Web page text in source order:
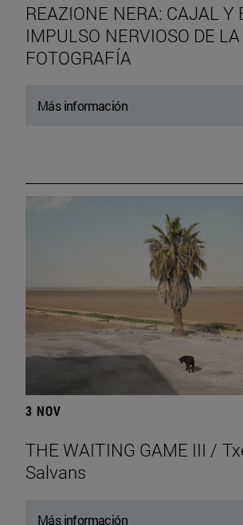
REAZIONE NERA: CAJAL Y
IMPULSO NERVIOSO DE LA
FOTOGRAFÍA
Más información
3 NOV
THE WAITING GAME III /
Salvans
Más información